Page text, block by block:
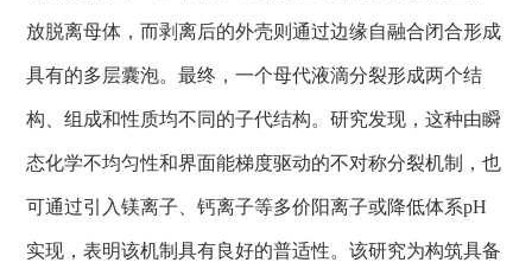
放脱离母体，而剥离后的外壳则通过边缘自融合闭合形成
具有的多层囊泡。最终，一个母代液滴分裂形成两个结
构、组成和性质均不同的子代结构。研究发现，这种由瞬
态化学不均匀性和界面能梯度驱动的不对称分裂机制，也
可通过引入镁离子、钙离子等多价阳离子或降低体系pH
实现，表明该机制具有良好的普适性。该研究为构筑具备